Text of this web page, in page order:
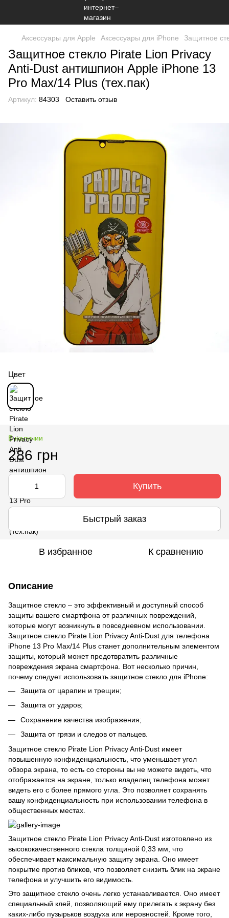
Аксессуары для Apple Аксессуары для iPhone Защитное
Защитное стекло Pirate Lion Privacy
Anti-Dust антишпион Apple iPhone 13
Pro Max/14 Plus (тех.пак)
Артикул: 84303 Оставить отзыв
Цвет
В наличии
286 грн
Купить
Быстрый заказ
В избранное К сравнению
Описание
Защитное стекло – это эффективный и доступный способ
защиты вашего смартфона от различных повреждений,
которые могут возникнуть в повседневном использовании.
Защитное стекло Pirate Lion Privacy Anti-Dust для телефона
iPhone 13 Pro Max/14 Plus станет дополнительным элементом
защиты, который может предотвратить различные
повреждения экрана смартфона. Вот несколько причин,
почему следует использовать защитное стекло для iPhone:
Защита от царапин и трещин;
Защита от ударов;
Сохранение качества изображения;
Защита от грязи и следов от пальцев.
Защитное стекло Pirate Lion Privacy Anti-Dust имеет
повышенную конфиденциальность, что уменьшает угол
обзора экрана, то есть со стороны вы не можете видеть, что
отображается на экране, только владелец телефона может
видеть его с более прямого угла. Это позволяет сохранять
вашу конфиденциальность при использовании телефона в
общественных местах.
Защитное стекло Pirate Lion Privacy Anti-Dust изготовлено из
высококачественного стекла толщиной 0,33 мм, что
обеспечивает максимальную защиту экрана. Оно имеет
покрытие против бликов, что позволяет снизить блик на экране
телефона и улучшить его видимость.
Это защитное стекло очень легко устанавливается. Оно имеет
специальный клей, позволяющий ему прилегать к экрану без
каких-либо пузырьков воздуха или неровностей. Кроме того,